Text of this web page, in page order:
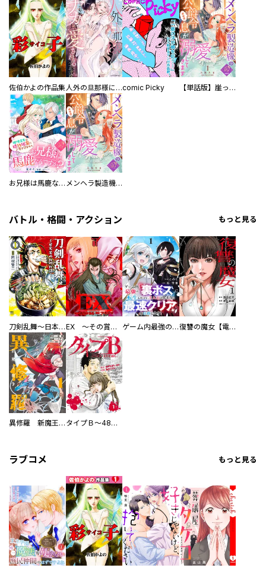
佐伯かよの作品集 人外の旦那様に娶られ毎晩ナカまで愛される…。アンソロジーcomic Picky 【単話版】崖っぷち令嬢ですが、意地と策略で幸せになります！シリーズ
お兄様は馬鹿なんですか？～地味王女は婚約破棄に巻き込まれる～ メンヘラ製造機の公爵令息（過保護）が溺愛してきます
バトル・格闘・アクション もっと見る
刀剣乱舞～日本号つれづれ酒～ EX ～その賞金稼ぎは、世界の出口を探す～【単行本版】 ゲーム内最強の『裏ボス』に転生したので、主人公の代わりに最速クリアを目指します！【電子単行本版】 復讐の魔女【電子単行本版】
異修羅 新魔王戦争 タイプＢ～48時間後、致死率100％～【単話】
ラブコメ もっと見る